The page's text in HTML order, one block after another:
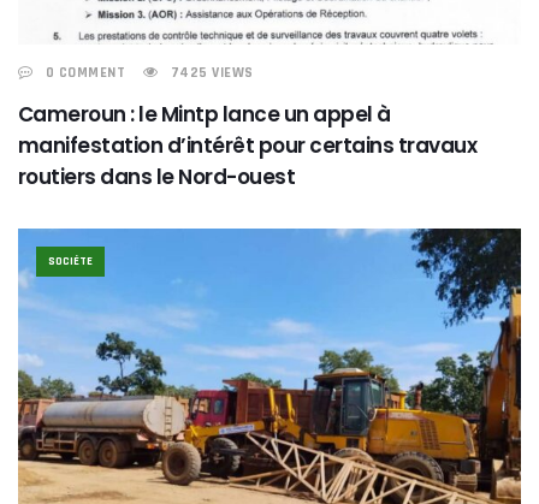
0 COMMENT 7425 VIEWS
Cameroun : le Mintp lance un appel à
manifestation d’intérêt pour certains travaux
routiers dans le Nord-ouest
SOCIÉTE